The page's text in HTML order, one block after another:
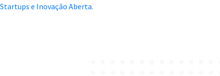
Startups e Inovação Aberta.